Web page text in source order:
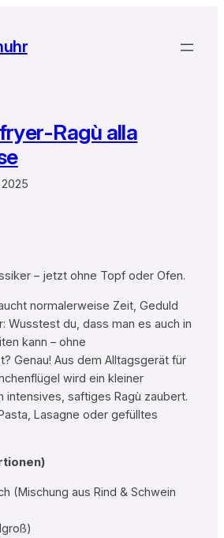
Ragù alla
– jetzt ohne Topf oder Ofen.
normalerweise Zeit, Geduld
Wusstest du, dass man es auch in
kann – ohne
Genau! Aus dem Alltagsgerät für
wird ein kleiner
intensives, saftiges Ragù zaubert.
Lasagne oder gefülltes
(Mischung aus Rind & Schwein